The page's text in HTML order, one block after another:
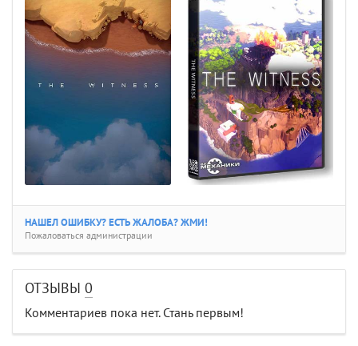
НАШЕЛ ОШИБКУ? ЕСТЬ ЖАЛОБА? ЖМИ!
Пожаловаться администрации
ОТЗЫВЫ 0
Комментариев пока нет. Стань первым!